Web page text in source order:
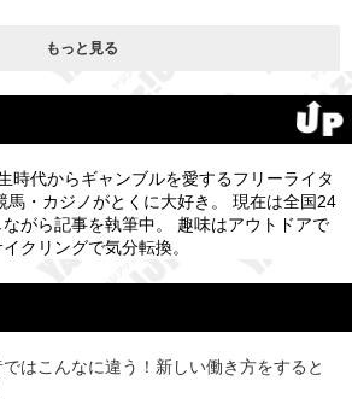
もっと見る
時代からギャンブルを愛するフリーライタ
馬・カジノがとくに大好き。 現在は全国24
がら記事を執筆中。 趣味はアウトドアで
クリングで気分転換。
はこんなに違う！新しい働き方をすると